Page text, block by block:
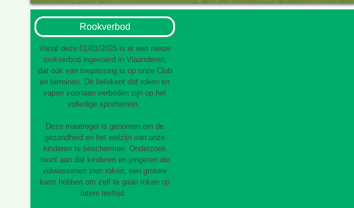
Rookverbod
Vanaf deze 01/01/2025 is er een nieuw
rookverbod ingevoerd in Vlaanderen,
dat ook van toepassing is op onze Club
en terreinen. Dit betekent dat roken en
vapen voortaan verboden zijn op het
volledige sportterrein.
Deze maatregel is genomen om de
gezondheid en het welzijn van onze
kinderen te beschermen. Onderzoek
toont aan dat kinderen en jongeren die
volwassenen zien roken, een grotere
kans hebben om zelf te gaan roken op
latere leeftijd.